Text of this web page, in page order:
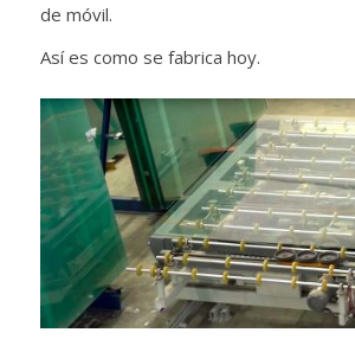
de móvil.
Así es como se fabrica hoy.